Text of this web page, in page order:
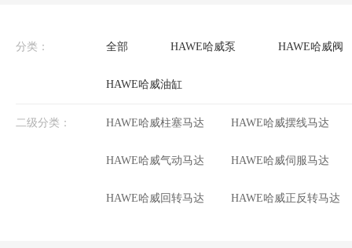
分类： 全部 HAWE哈威泵 HAWE哈威阀
HAWE哈威油缸
二级分类： HAWE哈威柱塞马达 HAWE哈威摆线马达
HAWE哈威气动马达 HAWE哈威伺服马达
HAWE哈威回转马达 HAWE哈威正反转马达